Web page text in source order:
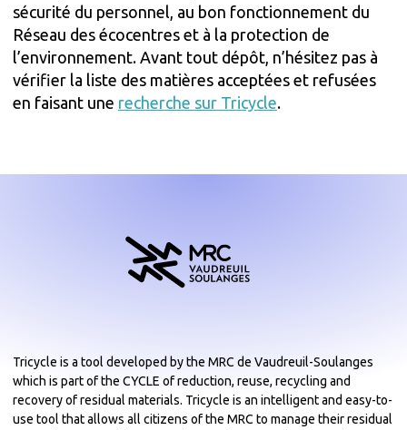
sécurité du personnel, au bon fonctionnement du
Réseau des écocentres et à la protection de
l’environnement. Avant tout dépôt, n’hésitez pas à
vérifier la liste des matières acceptées et refusées
en faisant une recherche sur Tricycle.
Tricycle is a tool developed by the MRC de Vaudreuil-Soulanges
which is part of the CYCLE of reduction, reuse, recycling and
recovery of residual materials. Tricycle is an intelligent and easy-to-
use tool that allows all citizens of the MRC to manage their residual